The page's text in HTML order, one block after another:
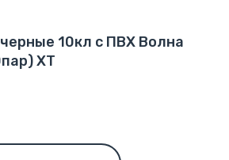
10кл с ПВХ Волна
ХТ